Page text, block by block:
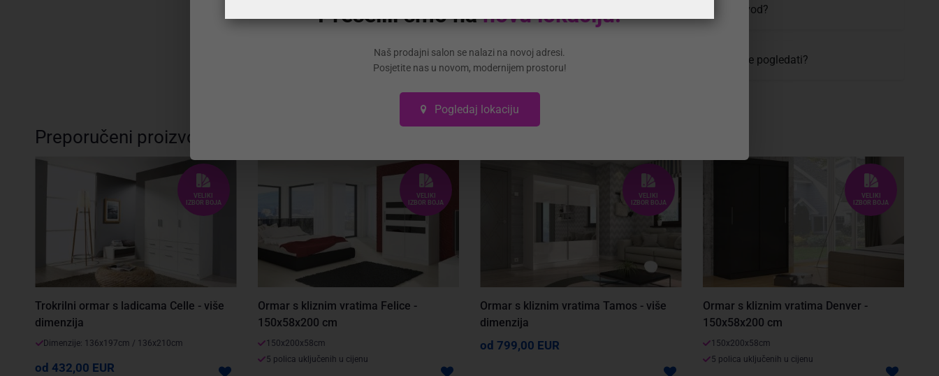
Mogu li vratiti ili zamijeniti proizvod?
Može li se proizvod prije kupovine pogledati?
Preporučeni proizvodi
VELIKI
IZBOR BOJA
Trokrilni ormar s ladicama Celle - više
dimenzija
Dimenzije: 136x197cm / 136x210cm
od 432,00 EUR
VELIKI
IZBOR BOJA
Ormar s kliznim vratima Felice -
150x58x200 cm
150x200x58cm
5 polica uključenih u cijenu
VELIKI
IZBOR BOJA
Ormar s kliznim vratima Tamos - više
dimenzija
od 799,00 EUR
VELIKI
IZBOR BOJA
Ormar s kliznim vratima Denver -
150x58x200 cm
150x200x58cm
5 polica uključenih u cijenu
Preselili smo nanovu lokaciju!
Naš prodajni salon se nalazi na novoj adresi.
Posjetite nas u novom, modernijem prostoru!
Pogledaj lokaciju